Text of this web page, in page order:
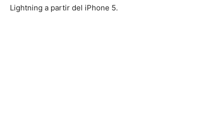
Lightning a partir del iPhone 5.